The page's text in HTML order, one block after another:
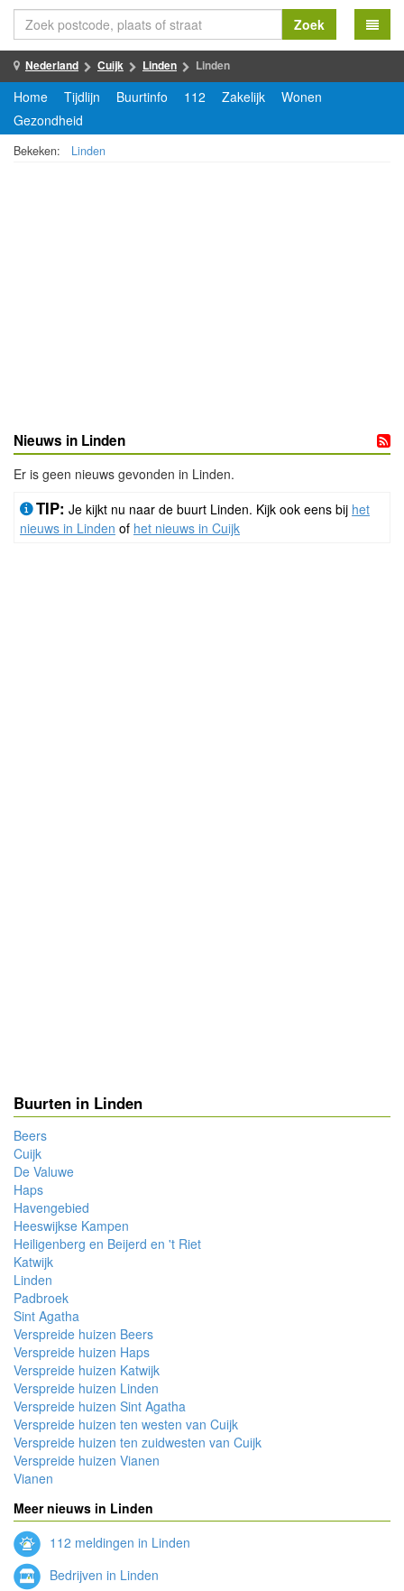
Zoek
Nederland Cuijk Linden Linden
Home Tijdlijn Buurtinfo 112 Zakelijk
Wonen
Gezondheid
Bekeken: Linden
Nieuws in Linden
Er is geen nieuws gevonden in Linden.
TIP: Je kijkt nu naar de buurt Linden. Kijk ook eens bij het
nieuws in Linden of het nieuws in Cuijk
Buurten in Linden
Beers
Cuijk
De Valuwe
Haps
Havengebied
Heeswijkse Kampen
Heiligenberg en Beijerd en 't Riet
Katwijk
Linden
Padbroek
Sint Agatha
Verspreide huizen Beers
Verspreide huizen Haps
Verspreide huizen Katwijk
Verspreide huizen Linden
Verspreide huizen Sint Agatha
Verspreide huizen ten westen van Cuijk
Verspreide huizen ten zuidwesten van Cuijk
Verspreide huizen Vianen
Vianen
Meer nieuws in Linden
112 meldingen in Linden
Bedrijven in Linden